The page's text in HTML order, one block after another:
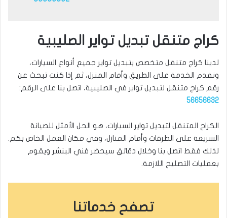
كراج متنقل تبديل تواير الصليبية
لدينا كراج متنقل متخصص بتبديل تواير جميع أنواع السيارات،
ونقدم الخدمة على الطريق وأمام المنزل، ثم إذا كنت تبحث عن
رقم كراج متنقل لتبديل تواير في الصليبية، اتصل بنا على الرقم:
56656632
الكراج المتنقل لتبديل تواير السيارات، هو الحل الأمثل للصيانة
السريعة على الطرقات وأمام المنازل، وفي مكان العمل الخاص بكم.
لذلك فقط اتصل بنا وخلال دقائق سيحضر فني البنشر ويقوم
بعمليات التصليح اللازمة.
تصفح خدماتنا